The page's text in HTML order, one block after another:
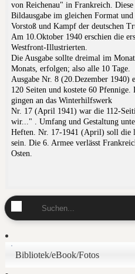
von Reichenau" in Frankreich.
Bildausgabe im gleichen Format
Vorstoß und Kampf der deutschen
Am 10.Oktober 1940 erschien die
Westfront-Illustrierten.
Die Ausgabe sollte dreimal im
Monats, erfolgen; also alle 10 Tage.
Ausgabe Nr. 8 (20.Dezember 1940)
120 Seiten und kostete 60
gingen an das Winterhilfswerk
Nr. 17 (April 1941) war die 112-
wir..." . Umfang und Gestaltung
Heften. Nr. 17-1941 (April) soll die
sein. Die 6. Armee verlässt
Osten.
Bibliotek/eBook/Fotos